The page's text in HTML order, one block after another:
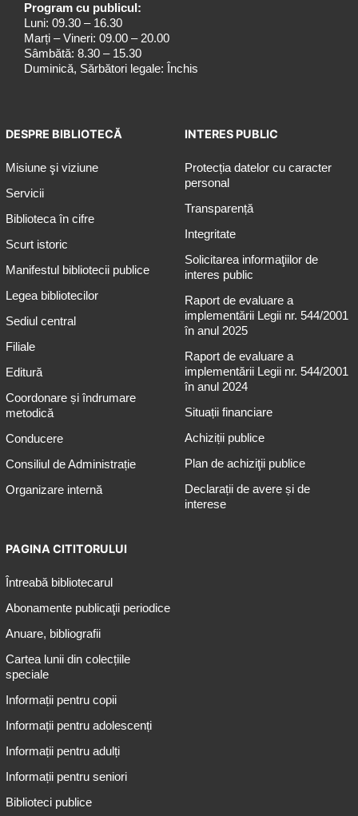
Program cu publicul:
Luni: 09.30 – 16.30
Marți – Vineri: 09.00 – 20.00
Sâmbătă: 8.30 – 15.30
Duminică, Sărbători legale: Închis
DESPRE BIBLIOTECĂ
Misiune şi viziune
Servicii
Biblioteca în cifre
Scurt istoric
Manifestul bibliotecii publice
Legea bibliotecilor
Sediul central
Filiale
Editură
Coordonare și îndrumare
metodică
Conducere
Consiliul de Administrație
Organizare internă
INTERES PUBLIC
Protecția datelor cu caracter
personal
Transparență
Integritate
Solicitarea informaţiilor de
interes public
Raport de evaluare a
implementării Legii nr. 544/2001
în anul 2025
Raport de evaluare a
implementării Legii nr. 544/2001
în anul 2024
Situații financiare
Achiziții publice
Plan de achiziţii publice
Declarații de avere și de
interese
PAGINA CITITORULUI
Întreabă bibliotecarul
Abonamente publicaţii periodice
Anuare, bibliografii
Cartea lunii din colecțiile
speciale
Informații pentru copii
Informații pentru adolescenți
Informații pentru adulți
Informații pentru seniori
Biblioteci publice